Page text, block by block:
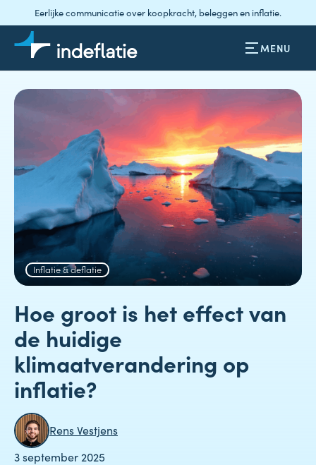
Eerlijke communicatie over koopkracht, beleggen en inflatie.
MENU
Hoe groot is het effect van
de huidige
klimaatverandering op
inflatie?
Rens Vestjens
3 september 2025
Inflatie & deflatie